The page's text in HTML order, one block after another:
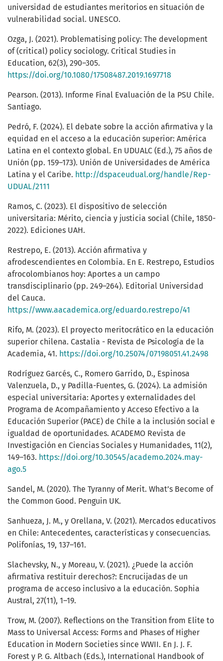
universidad de estudiantes meritorios en situación de
vulnerabilidad social. UNESCO.
Ozga, J. (2021). Problematising policy: The development
of (critical) policy sociology. Critical Studies in
Education, 62(3), 290–305.
https://doi.org/10.1080/17508487.2019.1697718
Pearson. (2013). Informe Final Evaluación de la PSU Chile.
Santiago.
Pedró, F. (2024). El debate sobre la acción afirmativa y la
equidad en el acceso a la educación superior: América
Latina en el contexto global. En UDUALC (Ed.), 75 años de
Unión (pp. 159–173). Unión de Universidades de América
Latina y el Caribe. http://dspaceudual.org/handle/Rep-
UDUAL/2111
Ramos, C. (2023). El dispositivo de selección
universitaria: Mérito, ciencia y justicia social (Chile, 1850-
2022). Ediciones UAH.
Restrepo, E. (2013). Acción afirmativa y
afrodescendientes en Colombia. En E. Restrepo, Estudios
afrocolombianos hoy: Aportes a un campo
transdisciplinario (pp. 249–264). Editorial Universidad
del Cauca.
https://www.aacademica.org/eduardo.restrepo/41
Rifo, M. (2023). El proyecto meritocrático en la educación
superior chilena. Castalia - Revista de Psicología de la
Academia, 41. https://doi.org/10.25074/07198051.41.2498
Rodríguez Garcés, C., Romero Garrido, D., Espinosa
Valenzuela, D., y Padilla-Fuentes, G. (2024). La admisión
especial universitaria: Aportes y externalidades del
Programa de Acompañamiento y Acceso Efectivo a la
Educación Superior (PACE) de Chile a la inclusión social e
igualdad de oportunidades. ACADEMO Revista de
Investigación en Ciencias Sociales y Humanidades, 11(2),
149–163. https://doi.org/10.30545/academo.2024.may-
ago.5
Sandel, M. (2020). The Tyranny of Merit. What’s Become of
the Common Good. Penguin UK.
Sanhueza, J. M., y Orellana, V. (2021). Mercados educativos
en Chile: Antecedentes, características y consecuencias.
Polifonías, 19, 137–161.
Slachevsky, N., y Moreau, V. (2021). ¿Puede la acción
afirmativa restituir derechos?: Encrucijadas de un
programa de acceso inclusivo a la educación. Sophia
Austral, 27(11), 1–19.
Trow, M. (2007). Reflections on the Transition from Elite to
Mass to Universal Access: Forms and Phases of Higher
Education in Modern Societies since WWII. En J. J. F.
Forest y P. G. Altbach (Eds.), International Handbook of